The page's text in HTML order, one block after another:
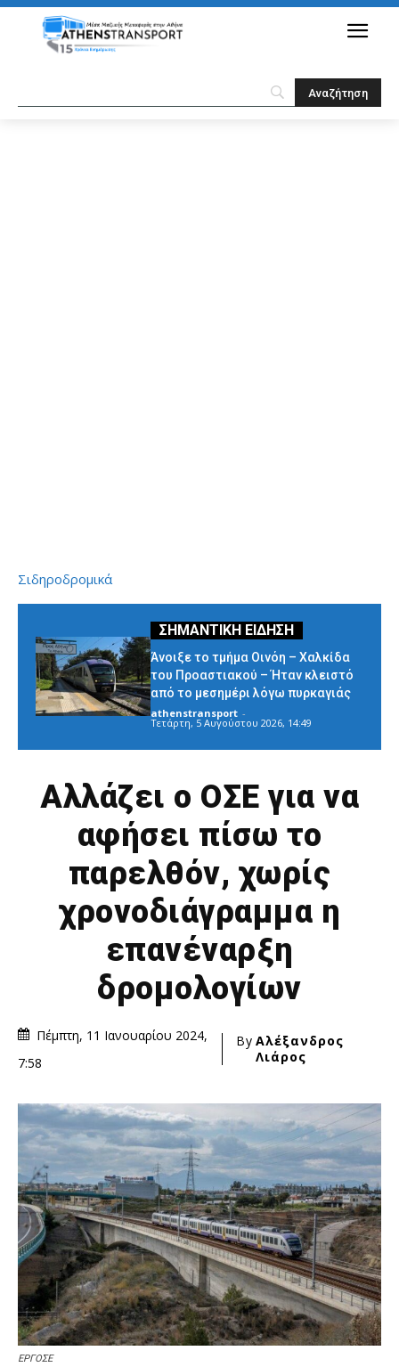
Σιδηροδρομικά
Άνοιξε το τμήμα Οινόη – Χαλκίδα
του Προαστιακού – Ήταν κλειστό
από το μεσημέρι λόγω πυρκαγιάς
athenstransport -
Τετάρτη, 5 Αυγούστου 2026, 14:49
Αλλάζει ο ΟΣΕ για να
αφήσει πίσω το
παρελθόν, χωρίς
χρονοδιάγραμμα η
επανέναρξη
δρομολογίων
Πέμπτη, 11 Ιανουαρίου 2024,
7:58
By Αλέξανδρος
Λιάρος
ΕΡΓΟΣΕ